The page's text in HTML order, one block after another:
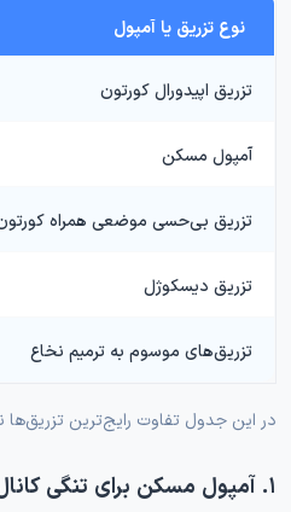
نوع تزریق یا آمپول
تزریق اپیدورال کورتون
آمپول مسکن
تزریق بی‌حسی موضعی همراه
تزریق دیسکوژل
تزریق‌های موسوم به ترمیم نخاع
در این جدول تفاوت رایج‌ترین
۱. آمپول مسکن برای تنگی کانال نخاعی